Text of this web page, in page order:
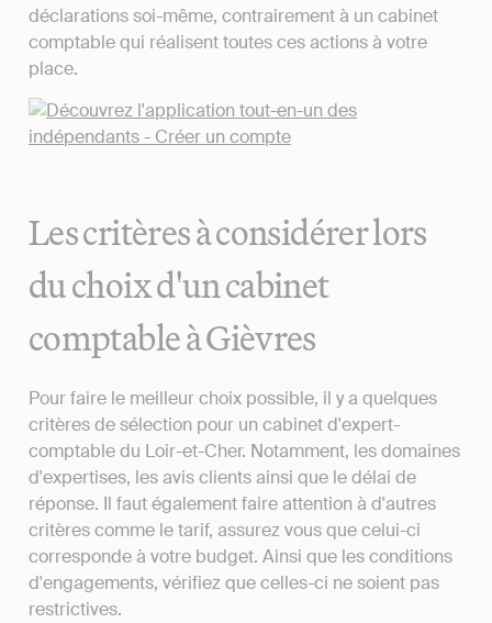
déclarations soi-même, contrairement à un cabinet
comptable qui réalisent toutes ces actions à votre
place.
Les critères à considérer lors
du choix d'un cabinet
comptable à Gièvres
Pour faire le meilleur choix possible, il y a quelques
critères de sélection pour un cabinet d'expert-
comptable du Loir-et-Cher. Notamment, les domaines
d'expertises, les avis clients ainsi que le délai de
réponse. Il faut également faire attention à d'autres
critères comme le tarif, assurez vous que celui-ci
corresponde à votre budget. Ainsi que les conditions
d'engagements, vérifiez que celles-ci ne soient pas
restrictives.